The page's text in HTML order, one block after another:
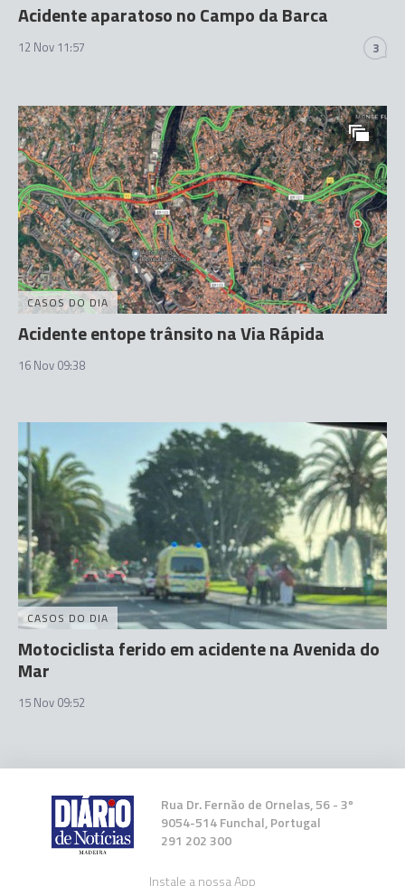
Acidente aparatoso no Campo da Barca
12 Nov 11:57 3
CASOS DO DIA
Acidente entope trânsito na Via Rápida
16 Nov 09:38
CASOS DO DIA
Motociclista ferido em acidente na Avenida do
Mar
15 Nov 09:52
Rua Dr. Fernão de Ornelas, 56 - 3º
9054-514 Funchal, Portugal
291 202 300
Instale a nossa App